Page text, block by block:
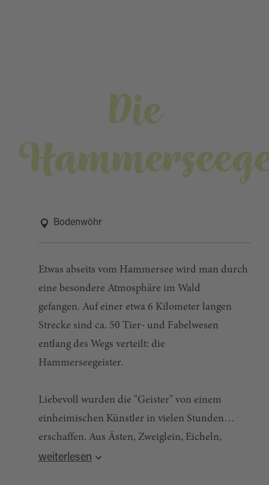
Die
Bodenwöhr
Etwas abseits vom Hammersee wird man durch
eine besondere Atmosphäre im Wald
gefangen. Auf einer etwa 6 Kilometer langen
Strecke sind ca. 50 Tier- und Fabelwesen
entlang des Wegs verteilt: die
Hammerseegeister.
Liebevoll wurden die "Geister" von einem
einheimischen Künstler in vielen Stunden
erschaffen. Aus Ästen, Zweiglein, Eicheln,
Schrauben und Wurzeln wurden diese
Quelle:destination.one
weiterlesen